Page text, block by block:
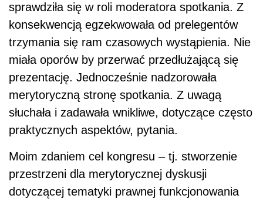
sprawdziła się w roli moderatora spotkania. Z
konsekwencją egzekwowała od prelegentów
trzymania się ram czasowych wystąpienia. Nie
miała oporów by przerwać przedłużającą się
prezentację. Jednocześnie nadzorowała
merytoryczną stronę spotkania. Z uwagą
słuchała i zadawała wnikliwe, dotyczące często
praktycznych aspektów, pytania.
Moim zdaniem cel kongresu – tj. stworzenie
przestrzeni dla merytorycznej dyskusji
dotyczącej tematyki prawnej funkcjonowania